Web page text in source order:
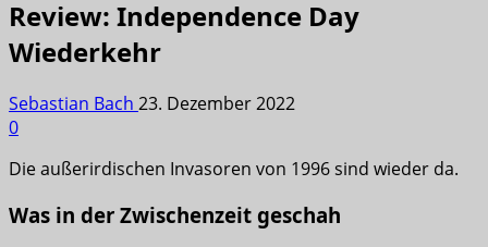
Review: Independence Day
Wiederkehr
Sebastian Bach 23. Dezember 2022
0
Die außerirdischen Invasoren von 1996 sind wieder da.
Was in der Zwischenzeit geschah